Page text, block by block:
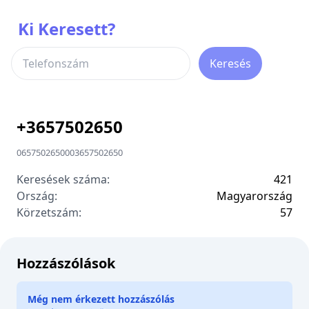
Ki Keresett?
Keresés
+3657502650
0657502650003657502650
Keresések száma:
421
Ország:
Magyarország
Körzetszám:
57
Hozzászólások
Még nem érkezett hozzászólás